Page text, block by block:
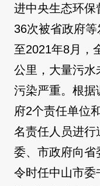
进中央生态环保
36次被省政府
至2021年8月，
公里，大量污水
污染严重。根据
府2个责任单位
名责任人员进行
委、市政府向省
令时任中山市委